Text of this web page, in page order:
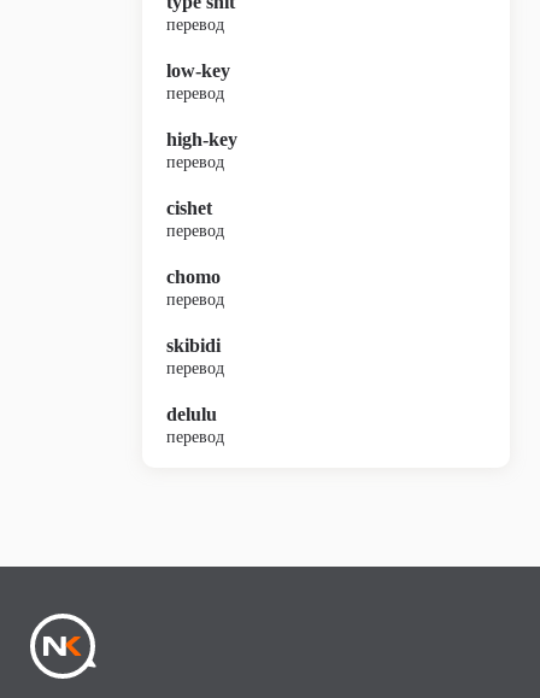
перевод
low-key
перевод
high-key
перевод
cishet
перевод
chomo
перевод
skibidi
перевод
delulu
перевод